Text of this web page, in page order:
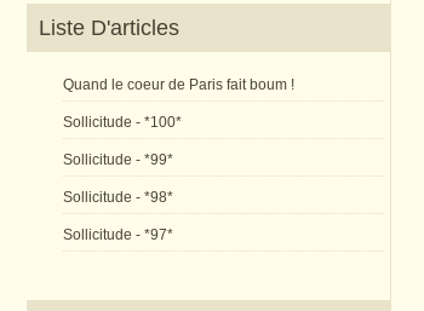
Liste D'articles
Quand le coeur de Paris fait boum !
Sollicitude - *100*
Sollicitude - *99*
Sollicitude - *98*
Sollicitude - *97*